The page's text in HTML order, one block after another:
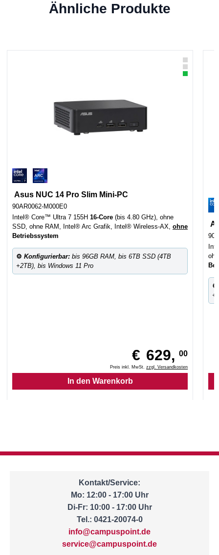
Ähnliche Produkte
Asus NUC 14 Pro Slim Mini-PC
90AR0062-M000E0
Intel® Core™ Ultra 7 155H 16-Core (bis 4.80 GHz), ohne
SSD, ohne RAM, Intel® Arc Grafik, Intel® Wireless-AX, ohne
Betriebssystem
⚙Konfigurierbar:bis 96GB RAM, bis 6TB SSD (4TB
+2TB), bis Windows 11 Pro
€ 629, 00
Preis inkl. MwSt.zzgl. Versandkosten
Kontakt/Service:
Mo: 12:00 - 17:00 Uhr
Di-Fr: 10:00 - 17:00 Uhr
Tel.: 0421-20074-0
info@campuspoint.de
service@campuspoint.de